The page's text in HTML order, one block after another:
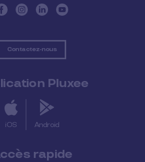
Contactez-nous
Pluxee
iOS Android
rapide